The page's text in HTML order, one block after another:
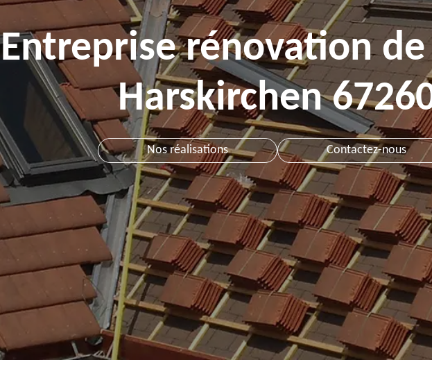
Entreprise rénovation
Harskirchen
Nos réalisations Contactez-nous